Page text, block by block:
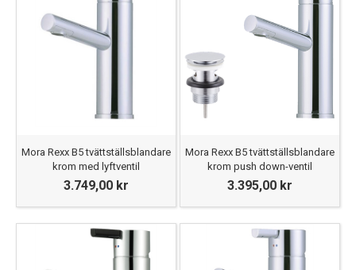
Mora Rexx B5 tvättställsblandare
krom med lyftventil
3.749,00 kr
Mora Rexx B5 tvättställsblandare
krom push down-ventil
3.395,00 kr